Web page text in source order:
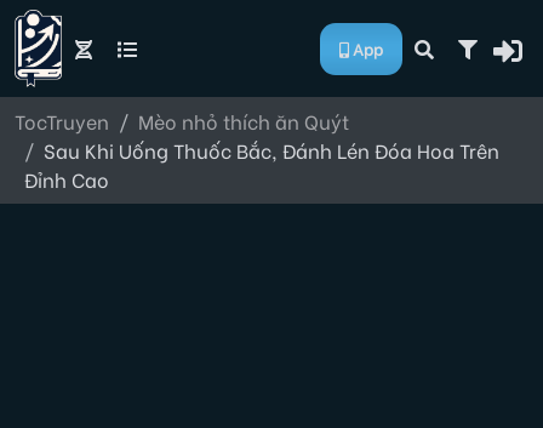
App
TocTruyen
Mèo nhỏ thích ăn Quýt
Sau Khi Uống Thuốc Bắc, Đánh Lén Đóa Hoa Trên
Đỉnh Cao